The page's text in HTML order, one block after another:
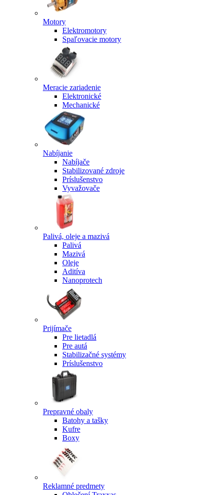
Motory
Elektromotory
Spaľovacie motory
Meracie zariadenie
Elektronické
Mechanické
Nabíjanie
Nabíjače
Stabilizované zdroje
Príslušenstvo
Vyvažovače
Palivá, oleje a mazivá
Palivá
Mazivá
Oleje
Aditíva
Nanoprotech
Prijímače
Pre lietadlá
Pre autá
Stabilizačné systémy
Príslušenstvo
Prepravné obaly
Batohy a tašky
Kufre
Boxy
Reklamné predmety